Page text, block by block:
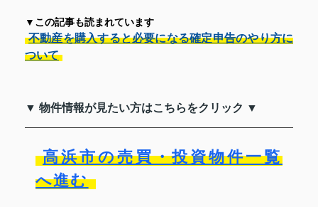
▼この記事も読まれています
不動産を購入すると必要になる確定申告のやり方に
ついて
▼ 物件情報が見たい方はこちらをクリック ▼
高浜市の売買・投資物件一覧
へ進む